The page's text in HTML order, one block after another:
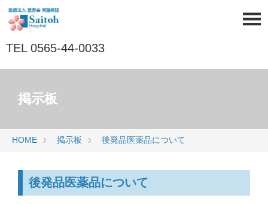
TEL 0565-44-0033
掲示板
HOME 掲示板 後発品医薬品について
後発品医薬品について